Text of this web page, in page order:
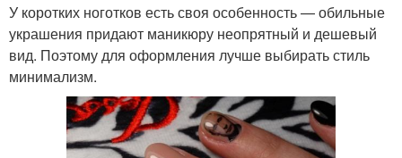
У коротких ноготков есть своя особенность — обильные
украшения придают маникюру неопрятный и дешевый
вид. Поэтому для оформления лучше выбирать стиль
минимализм.